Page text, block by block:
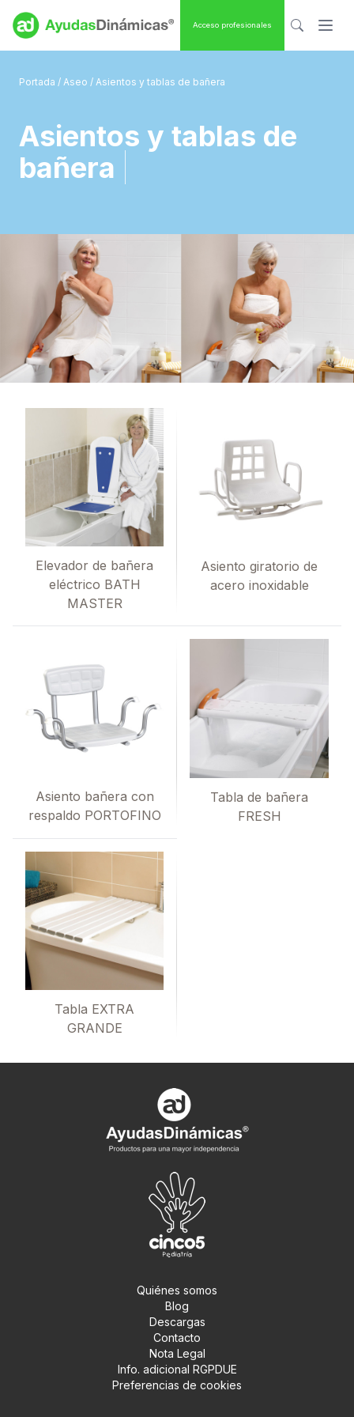
Acceso profesionales
Portada / Aseo / Asientos y tablas de bañera
Asientos y tablas de
bañera
Elevador de bañera
eléctrico BATH
MASTER
Asiento giratorio de
acero inoxidable
Asiento bañera con
respaldo PORTOFINO
Tabla de bañera
FRESH
Tabla EXTRA
GRANDE
Quiénes somos
Blog
Descargas
Contacto
Nota Legal
Info. adicional RGPDUE
Preferencias de cookies